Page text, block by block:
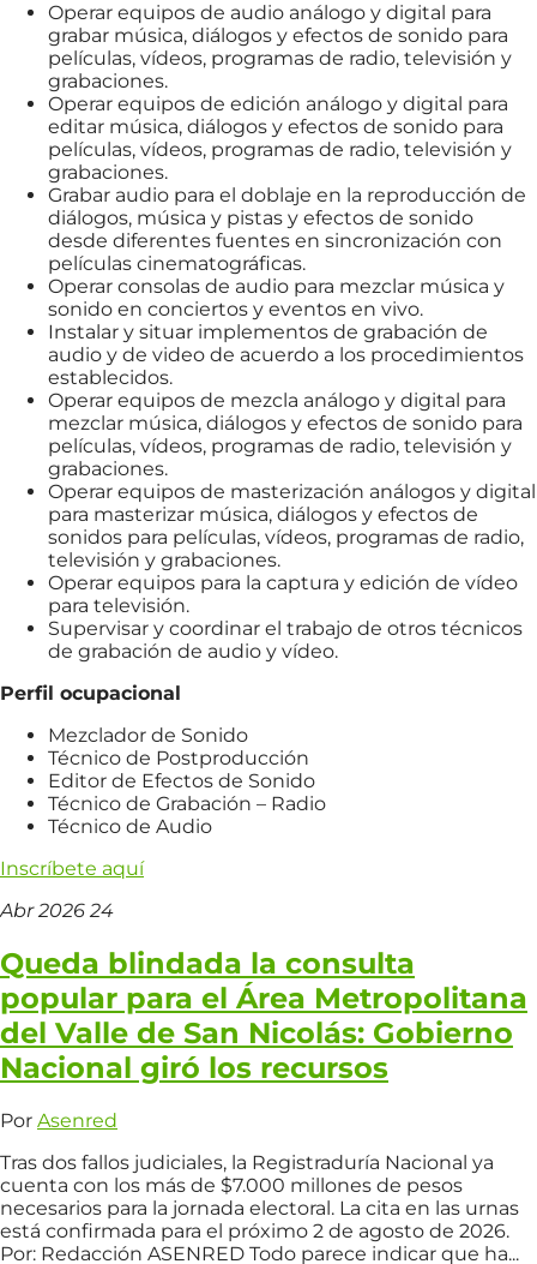
Operar equipos de audio análogo y digital para
grabar música, diálogos y efectos de sonido para
películas, vídeos, programas de radio, televisión y
grabaciones.
Operar equipos de edición análogo y digital para
editar música, diálogos y efectos de sonido para
películas, vídeos, programas de radio, televisión y
grabaciones.
Grabar audio para el doblaje en la reproducción de
diálogos, música y pistas y efectos de sonido
desde diferentes fuentes en sincronización con
películas cinematográficas.
Operar consolas de audio para mezclar música y
sonido en conciertos y eventos en vivo.
Instalar y situar implementos de grabación de
audio y de video de acuerdo a los procedimientos
establecidos.
Operar equipos de mezcla análogo y digital para
mezclar música, diálogos y efectos de sonido para
películas, vídeos, programas de radio, televisión y
grabaciones.
Operar equipos de masterización análogos y digital
para masterizar música, diálogos y efectos de
sonidos para películas, vídeos, programas de radio,
televisión y grabaciones.
Operar equipos para la captura y edición de vídeo
para televisión.
Supervisar y coordinar el trabajo de otros técnicos
de grabación de audio y vídeo.
Perfil ocupacional
Mezclador de Sonido
Técnico de Postproducción
Editor de Efectos de Sonido
Técnico de Grabación – Radio
Técnico de Audio
Inscríbete aquí
Abr 2026 24
Queda blindada la consulta
popular para el Área Metropolitana
del Valle de San Nicolás: Gobierno
Nacional giró los recursos
Por Asenred
Tras dos fallos judiciales, la Registraduría Nacional ya
cuenta con los más de $7.000 millones de pesos
necesarios para la jornada electoral. La cita en las urnas
está confirmada para el próximo 2 de agosto de 2026.
Por: Redacción ASENRED Todo parece indicar que ha...